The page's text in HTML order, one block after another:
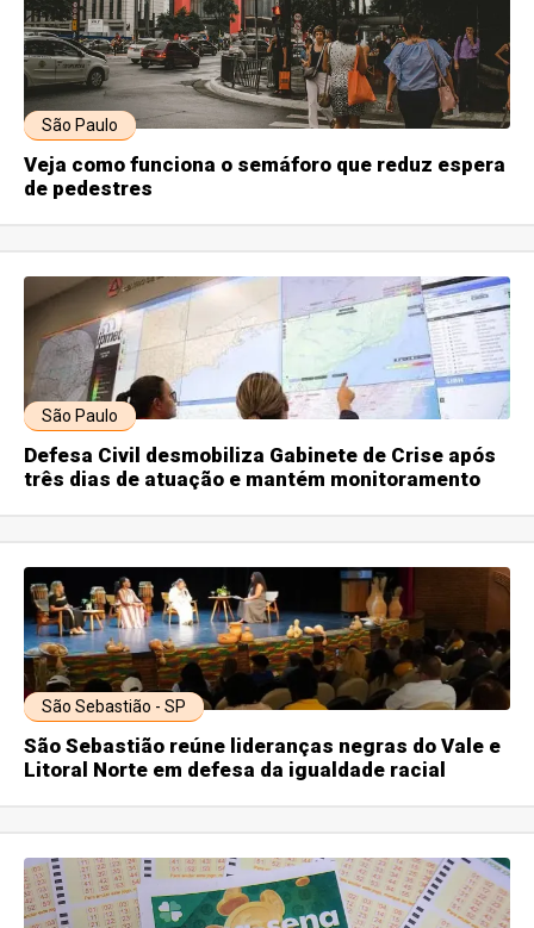
São Paulo
Veja como funciona o semáforo que reduz espera
de pedestres
São Paulo
Defesa Civil desmobiliza Gabinete de Crise após
três dias de atuação e mantém monitoramento
São Sebastião - SP
São Sebastião reúne lideranças negras do Vale e
Litoral Norte em defesa da igualdade racial